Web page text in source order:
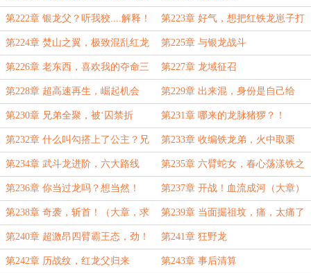
的黛博拉
第222章 银龙父？听我狡....解释！
（求月票）
第223章 好气，想把红铁龙崽子打
到满地找牙
第224章 焚山之翼，极致混乱红龙
父
第225章 与银龙战斗
第226章 老东西，喜欢我的夺命三
十连吗？
第227章 龙域征召
第228章 超高速再生，崛起机会 第229章 出来混，身份是自己给
的，狐假虎威
第230章 兄弟全聚，被‘囚禁折
磨’的戈尔顿？
第231章 哪来的龙脉猪猡？！
第232章 什么叫勾搭上了公主？兄
弟的成功更让人揪心！
第233章 收编铁龙弟，火中取栗
第234章 武斗龙进阶，六大路线
（重点章）
第235章 六臂蛇女，春心荡漾铁之
王
第236章 你当过龙吗？想当然！ 第237章 开战！血流成河（大章）
第238章 奇袭，斩首！（大章，求
月票）
第239章 当面掘祖坟，痛，太痛了
（大章）
第240章 超激昂四臂霸王态，劲！
霸！强！（超大章高潮，求月票）
第241章 狂野龙
第242章 历战纹，红龙父归来 第243章 事后清算